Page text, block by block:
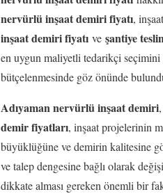
nervürlü inşaat demiri fiyatı,
inşaat demiri fiyatı ve şantiye
en uygun maliyetli tedarikçi
bütçelenmesinde göz önünde
Adıyaman nervürlü inşaat demiri
demir fiyatları, inşaat projelerinin
büyüklüğüne ve demirin kalitesine
ve talep dengesine bağlı olarak
dikkate alması gereken önemli bir